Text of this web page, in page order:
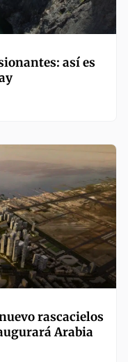
así es
rascacielos
Arabia